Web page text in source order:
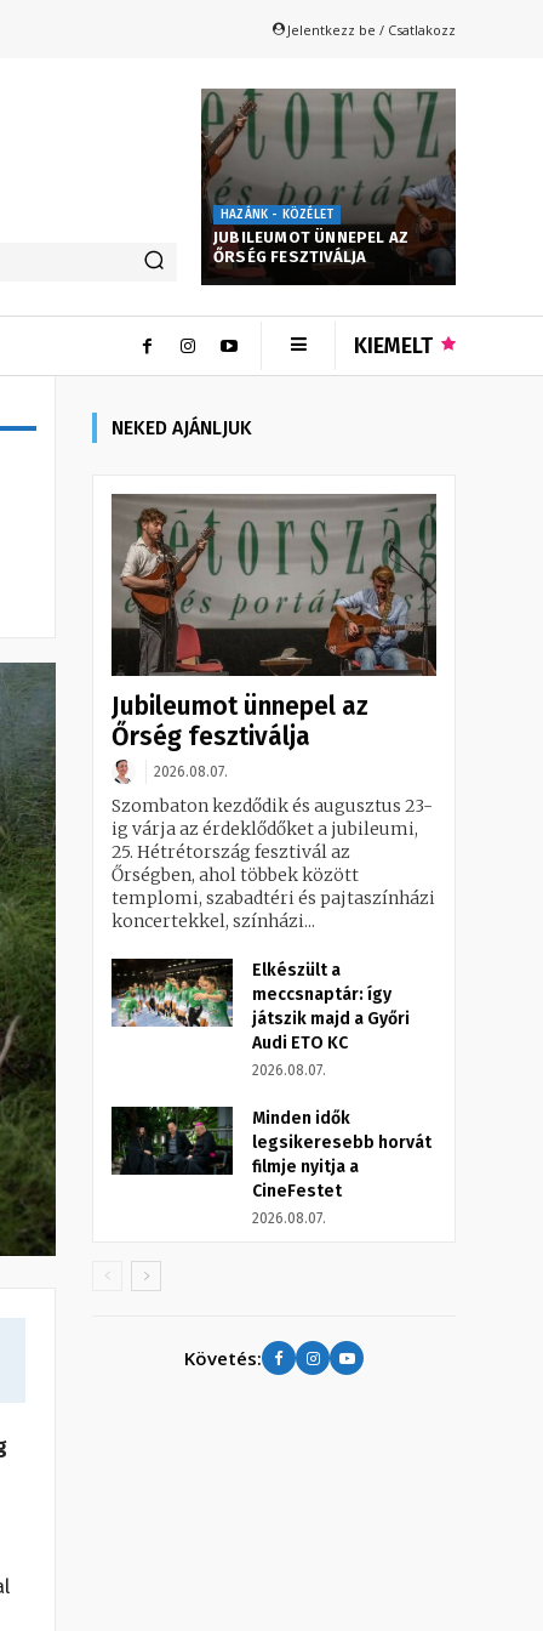
Jelentkezz be / Csatlakozz
HAZÁNK - KÖZÉLET
JUBILEUMOT ÜNNEPEL AZ
ŐRSÉG FESZTIVÁLJA
KIEMELT
NEKED AJÁNLJUK
Jubileumot ünnepel az
Őrség fesztiválja
2026.08.07.
Szombaton kezdődik és augusztus 23-
ig várja az érdeklődőket a jubileumi,
25. Hétrétország fesztivál az
Őrségben, ahol többek között
templomi, szabadtéri és pajtaszínházi
koncertekkel, színházi...
Elkészült a
meccsnaptár: így
játszik majd a Győri
Audi ETO KC
2026.08.07.
Minden idők
legsikeresebb horvát
filmje nyitja a
CineFestet
2026.08.07.
Követés: